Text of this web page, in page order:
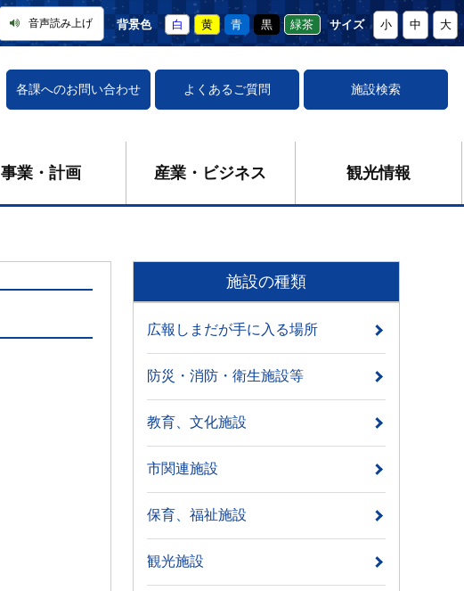
音声読み上げ 背景色 白 黄 青 黒 緑茶 サイズ 小 中 大
各課へのお問い合わせ よくあるご質問 施設検索
事業・計画 産業・ビジネス 観光情報
施設の種類
広報しまだが手に入る場所
防災・消防・衛生施設等
教育、文化施設
市関連施設
保育、福祉施設
観光施設